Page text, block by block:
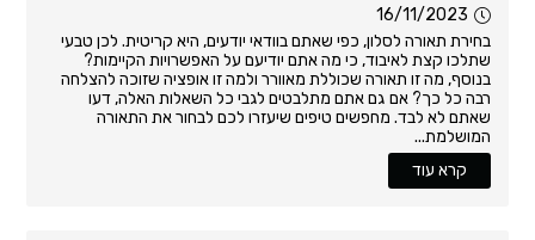
16/11/2023
בחירת תאורה לסלון, כפי שאתם בוודאי יודעים, היא קריטית. לכן טבעי
שתלכו קצת לאיבוד, כי מה אתם יודיעם על האפשרויות הקיימות?
בנוסף, מה זו תאורה שכוללת מאוורר ולמה זו אופציה שזוכה להצלחה
רבה כל כך? אם גם אתם מתלבטים לגבי כל השאלות האלה, דעו
שאתם לא לבד. מחפשים טיפים שיעזרו לכם לבחור את התאורה
המושלמת...
קרא עוד